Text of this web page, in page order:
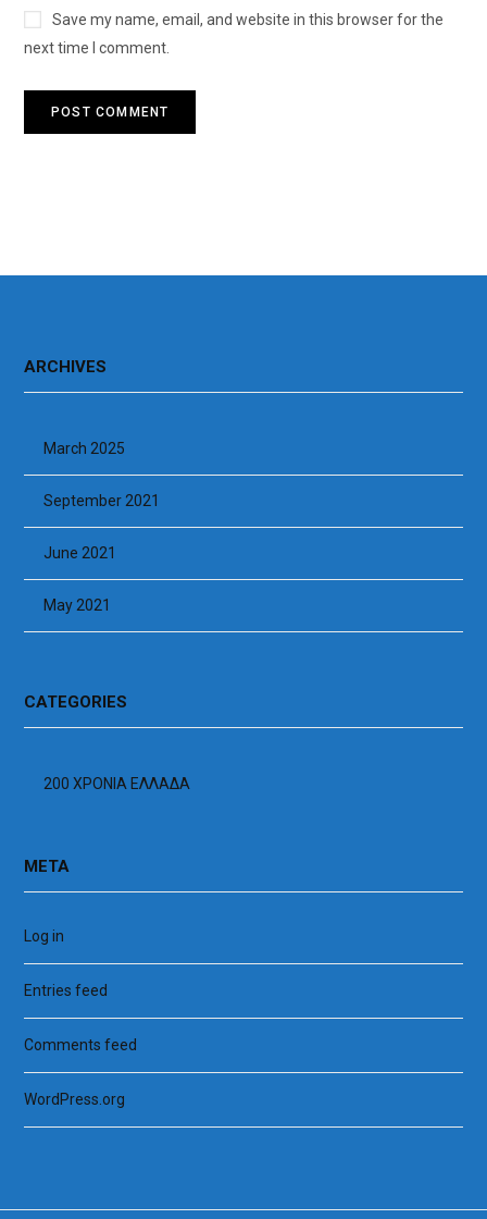
Save my name, email, and website in this browser for the
next time I comment.
ARCHIVES
March 2025
September 2021
June 2021
May 2021
CATEGORIES
200 ΧΡΟΝΙΑ ΕΛΛΑΔΑ
META
Log in
Entries feed
Comments feed
WordPress.org